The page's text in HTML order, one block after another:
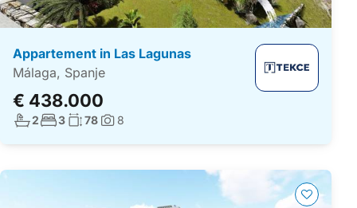
Appartement in Las Lagunas
Málaga, Spanje
€ 438.000
Aantal badkamers:
2Aantal slaapkamers:
3Woonoppervlakte:
78Foto's:
8